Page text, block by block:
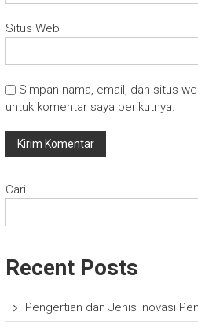
Situs Web
Simpan nama, email, dan situs
untuk komentar saya berikutnya.
Cari
Recent Posts
Pengertian dan Jenis Inovasi